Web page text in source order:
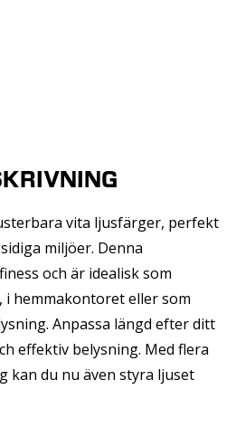
vita ljusfärger, perfekt
miljöer. Denna
och är idealisk som
i hemmakontoret eller som
Anpassa längd efter ditt
effektiv belysning. Med flera
kan du nu även styra ljuset